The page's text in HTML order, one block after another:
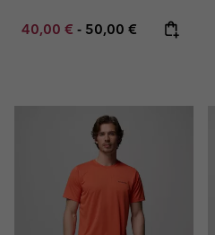
Minimum sale price:
40,00 € - Maximum price:
50,00 €